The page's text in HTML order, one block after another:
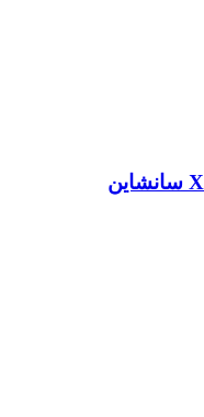
کابل پراب ایفون از 4S تا XS MAX سانشاین